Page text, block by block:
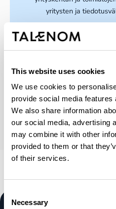
This website uses cookies
We use cookies to
provide social media
We also share information
our social media, advertising
may combine it with other
provided to them or that
of their services.
Consent
Selection
Necessary
yritysten ja
Lue
Siirry